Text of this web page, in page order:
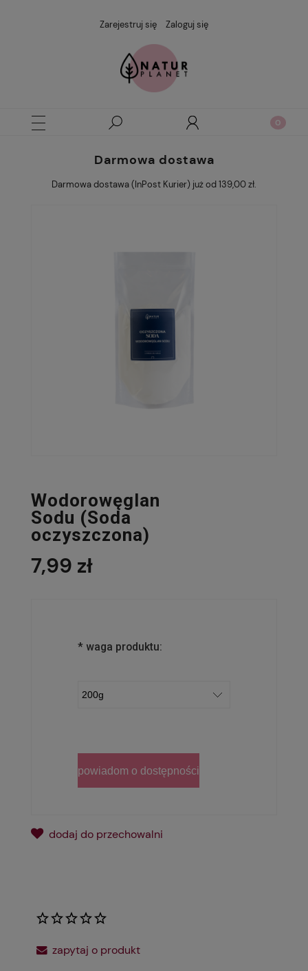
Zarejestruj się Zaloguj się
Darmowa dostawa
Darmowa dostawa (InPost Kurier) już od 139,00 zł.
Wodorowęglan
Sodu (Soda
oczyszczona)
7,99 zł
* waga produktu:
powiadom o dostępności
dodaj do przechowalni
zapytaj o produkt